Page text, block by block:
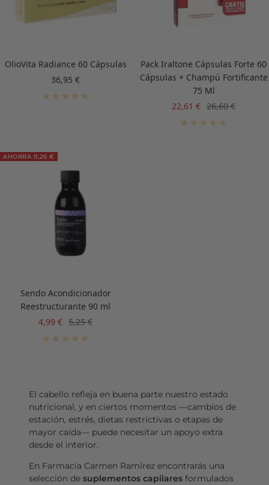
OlioVita Radiance 60 Cápsulas
Precio
de
36,95 €
Pack Iraltone Cápsulas Forte 60
Cápsulas + Champú Fortificante
75 Ml
Precio
22,61 € Precio
normal
26,60 €
AHORRA 0,26 €
Sendo Acondicionador
Reestructurante 90 ml
Precio
de
4,99 € Precio
normal
5,25 €
El cabello refleja en buena parte nuestro estado
nutricional, y en ciertos momentos —cambios de
estación, estrés, dietas restrictivas o etapas de
mayor caída— puede necesitar un apoyo extra
desde el interior.
En Farmacia Carmen Ramírez encontrarás una
selección de suplementos capilaresformulados